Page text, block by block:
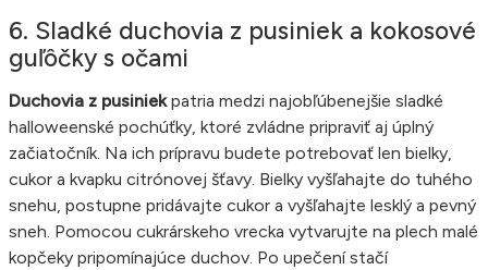
6. Sladké duchovia z pusiniek a kokosové
guľôčky s očami
Duchovia z pusiniekpatria medzi najobľúbenejšie sladké
halloweenské pochúťky, ktoré zvládne pripraviť aj úplný
začiatočník. Na ich prípravu budete potrebovať len bielky,
cukor a kvapku citrónovej šťavy. Bielky vyšľahajte do tuhého
snehu, postupne pridávajte cukor a vyšľahajte lesklý a pevný
sneh. Pomocou cukrárskeho vrecka vytvarujte na plech malé
kopčeky pripomínajúce duchov. Po upečení stačí